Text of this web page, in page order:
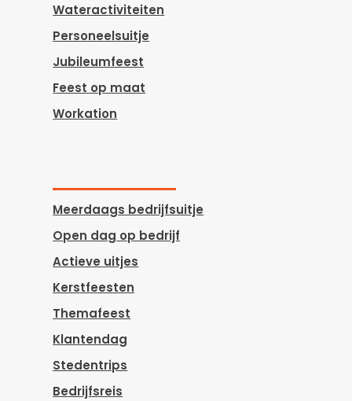
Wateractiviteiten
Personeelsuitje
Jubileumfeest
Feest op maat
Workation
Meerdaags bedrijfsuitje
Open dag op bedrijf
Actieve uitjes
Kerstfeesten
Themafeest
Klantendag
Stedentrips
Bedrijfsreis